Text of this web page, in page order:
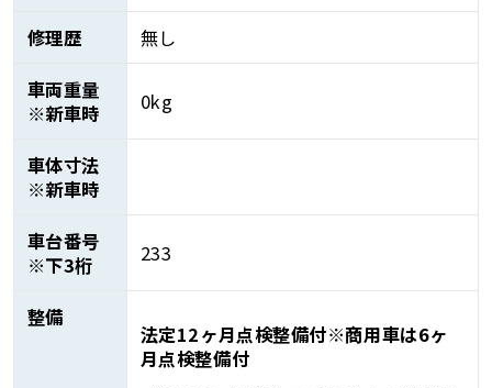
修理歴
無し
車両重量
※新車時
0kg
車体寸法
※新車時
車台番号
※下3桁
233
整備
法定12ヶ月点検整備付※商用車は6ヶ
月点検整備付